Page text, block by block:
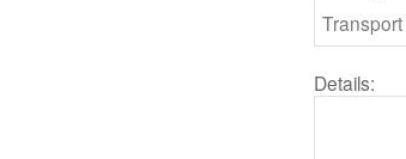
Details: